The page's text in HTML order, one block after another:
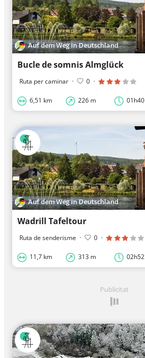
Auf dem Weg in Deutschland
Bucle de somnis Almglück
Ruta per caminar · 0 ·
6,51 km 226 m 01h40
Auf dem Weg in Deutschland
Wadrill Tafeltour
Ruta de senderisme · 0 ·
11,7 km 313 m 02h52
Publicitat